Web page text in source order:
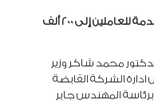
رفع مكافأة نهاية الخدمة للعاملين إلى 200 ألف
2018 اعتمد الدكتور محمد شاكر وزير
ادارة الشركة القابضة
المهندس جابر